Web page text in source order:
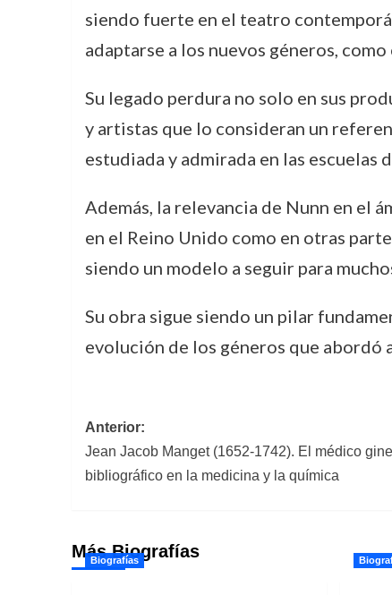
siendo fuerte en el teatro
adaptarse a los nuevos géneros,
Su legado perdura no solo en sus
y artistas que lo consideran un
estudiada y admirada en las
Además, la relevancia de Nunn en el
en el Reino Unido como en otras
siendo un modelo a seguir para
Su obra sigue siendo un pilar
evolución de los géneros que abordó
Navegación
de
Anterior:
Jean Jacob Manget (1652-1742). El médico
bibliográfico en la medicina y la química
Más Biografías
Biografías